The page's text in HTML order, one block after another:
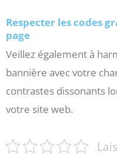
Respecter les codes
page
Veillez également à
bannière avec votre
contrastes dissonants
votre site web.